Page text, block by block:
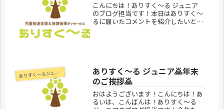
こんにちは！ありすく～る ジュニア
のブログ担当です！本日はありすく〜
るに届いたコメントを紹介したいと思
あ
りすく～るジュニア
ありすく〜る ジュニア🙇年末
のご挨拶🙇
おはようございます！こんにちは！あ
るいは、こんばんは！ありすく～る